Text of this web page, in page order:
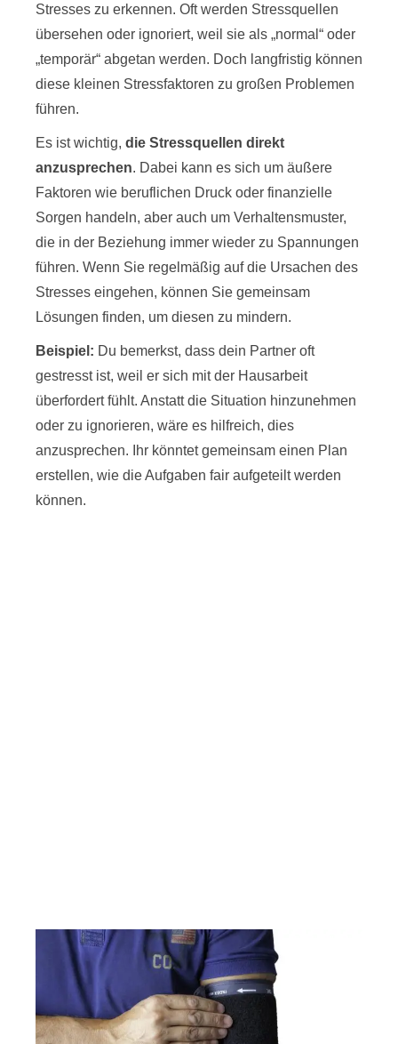
Stresses zu erkennen. Oft werden Stressquellen
übersehen oder ignoriert, weil sie als „normal“ oder
„temporär“ abgetan werden. Doch langfristig können
diese kleinen Stressfaktoren zu großen Problemen
führen.
Es ist wichtig, die Stressquellen direkt
anzusprechen. Dabei kann es sich um äußere
Faktoren wie beruflichen Druck oder finanzielle
Sorgen handeln, aber auch um Verhaltensmuster,
die in der Beziehung immer wieder zu Spannungen
führen. Wenn Sie regelmäßig auf die Ursachen des
Stresses eingehen, können Sie gemeinsam
Lösungen finden, um diesen zu mindern.
Beispiel: Du bemerkst, dass dein Partner oft
gestresst ist, weil er sich mit der Hausarbeit
überfordert fühlt. Anstatt die Situation hinzunehmen
oder zu ignorieren, wäre es hilfreich, dies
anzusprechen. Ihr könntet gemeinsam einen Plan
erstellen, wie die Aufgaben fair aufgeteilt werden
können.